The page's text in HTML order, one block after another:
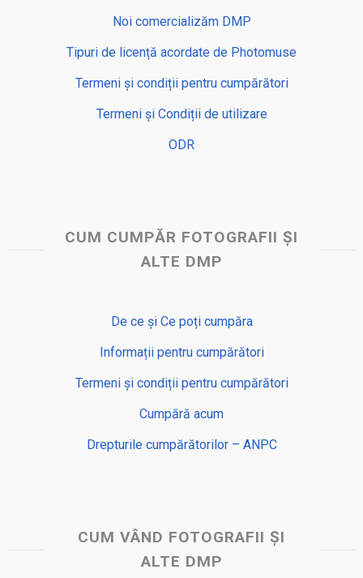
Noi comercializăm DMP
Tipuri de licență acordate de Photomuse
Termeni și condiții pentru cumpărători
Termeni și Condiții de utilizare
ODR
CUM CUMPĂR FOTOGRAFII ȘI
ALTE DMP
De ce și Ce poți cumpăra
Informații pentru cumpărători
Termeni și condiții pentru cumpărători
Cumpără acum
Drepturile cumpărătorilor – ANPC
CUM VÂND FOTOGRAFII ȘI
ALTE DMP